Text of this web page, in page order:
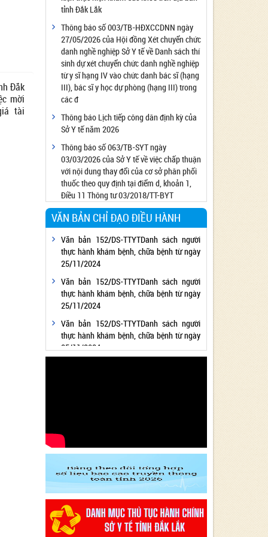
Đắk
mời
tài
Công bố đủ điều kiện cung cấp dịch vụ diệt
côn trùng, diệt khuẩn bằng chế phẩm
Công bố cơ sở đủ điều kiện quan trắc môi
trường lao động
Công bố hồ sơ về trang thiết bị y tế
Công bố cơ sở đủ điều kiện tiêm chủng
Cơ sở Massage đủ điều kiện hoạt động
Cơ sở thẩm mỹ đủ điều kiện hoạt động
tỉnh Đắk Lắk
Thông báo số 003/TB-HĐXCCDNN ngày
27/05/2026 của Hội đồng Xét chuyển chức
danh nghề nghiệp Sở Y tế về Danh sách thí
sinh dự xét chuyển chức danh nghề nghiệp
từ y sĩ hạng IV vào chức danh bác sĩ (hạng
III), bác sĩ y học dự phòng (hạng III) trong
các đ
Thông báo Lịch tiếp công dân định kỳ của
Sở Y tế năm 2026
Thông báo số 063/TB-SYT ngày
03/03/2026 của Sở Y tế về việc chấp thuận
với nội dung thay đổi của cơ sở phân phối
thuốc theo quy định tại điểm d, khoản 1,
Điều 11 Thông tư 03/2018/TT-BYT
VĂN BẢN CHỈ ĐẠO ĐIỀU HÀNH
Văn bản 152/DS-TTYTDanh sách người
thực hành khám bệnh, chữa bệnh từ ngày
25/11/2024
Văn bản 152/DS-TTYTDanh sách người
thực hành khám bệnh, chữa bệnh từ ngày
25/11/2024
Văn bản 152/DS-TTYTDanh sách người
thực hành khám bệnh, chữa bệnh từ ngày
25/11/2024
2024 - Lĩnh vực Y tế
Văn bản 24/KH-SYT về việc thực hiện
Chương trình hành động thực hiện Nghị
quyết số 01/NQ-CP ngày 05/01/2024 của
Chính phủ về nhiệm vụ, giải pháp chủ yếu
thực hiện Kế hoạch phát triển kinh tế - xã
hội và Dự toán ngân sách nhà nước năm
2024 - Lĩnh vực Y tế